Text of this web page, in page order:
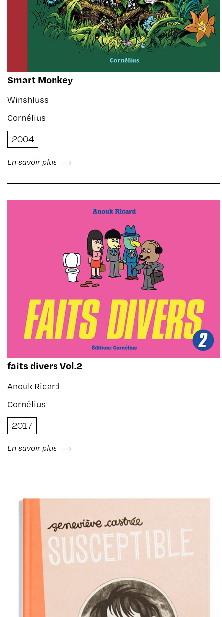
Smart Monkey
Winshluss
Cornélius
2004
En savoir plus
faits divers Vol.2
Anouk Ricard
Cornélius
2017
En savoir plus